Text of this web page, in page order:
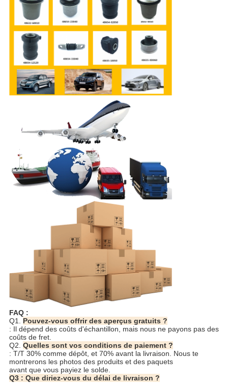
FAQ :
Q1. Pouvez-vous offrir des aperçus gratuits ?
: Il dépend des coûts d'échantillon, mais nous ne payons pas des
coûts de fret.
Q2. Quelles sont vos conditions de paiement ?
: T/T 30% comme dépôt, et 70% avant la livraison. Nous te
montrerons les photos des produits et des paquets
avant que vous payiez le solde.
Q3 : Que diriez-vous du délai de livraison ?